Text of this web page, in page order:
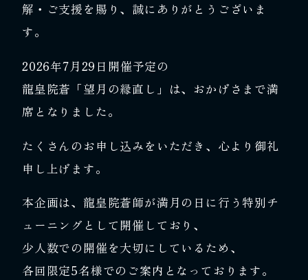
解・ご支援を賜り、誠にありがとうございま
す。
2026年7月29日開催予定の
龍皇院蒼「望月の縁直し」は、おかげさまで満
席となりました。
たくさんのお申し込みをいただき、心より御礼
申し上げます。
本企画は、龍皇院蒼師が満月の日に行う特別チ
ューニングとして開催しており、
少人数での開催を大切にしているため、
各回限定5名様でのご案内となっております。